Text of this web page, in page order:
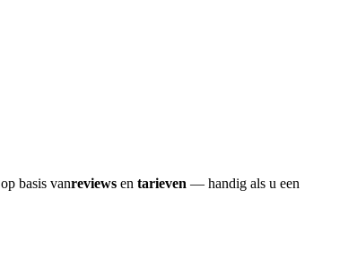
op basis vanreviews en tarieven — handig als u een